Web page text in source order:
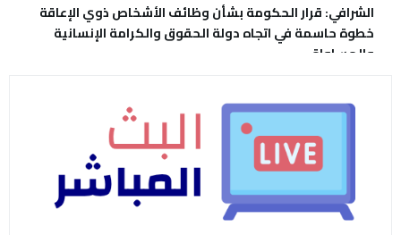
الشرافي: قرار الحكومة بشأن وظائف الأشخاص ذوي الإعاقة
خطوة حاسمة في اتجاه دولة الحقوق والكرامة الإنسانية
والمساواة